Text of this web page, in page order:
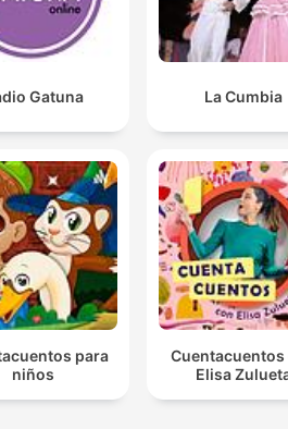
Gatuna La Cumbia
para
niños
Cuentacuentos
Elisa